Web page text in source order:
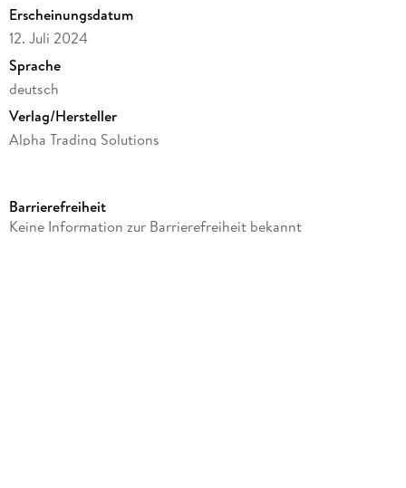
Erscheinungsdatum
12. Juli 2024
Sprache
deutsch
Verlag/Hersteller
Alpha Trading Solutions
Gewicht
Barrierefreiheit
Keine Information zur Barrierefreiheit bekannt